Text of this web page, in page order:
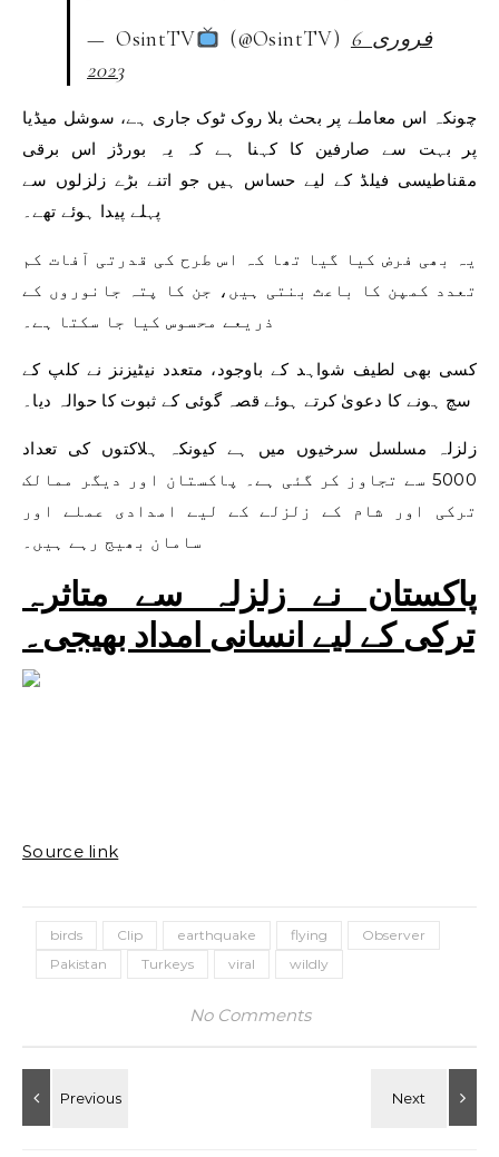
— OsintTV (@OsintTV) 6 فروری
2023
چونکہ اس معاملے پر بحث بلا روک ٹوک جاری ہے، سوشل میڈیا
پر بہت سے صارفین کا کہنا ہے کہ یہ بورڈز اس برقی
مقناطیسی فیلڈ کے لیے حساس ہیں جو اتنے بڑے زلزلوں سے
پہلے پیدا ہوئے تھے۔
یہ بھی فرض کیا گیا تھا کہ اس طرح کی قدرتی آفات کم
تعدد کمپن کا باعث بنتی ہیں، جن کا پتہ جانوروں کے
ذریعے محسوس کیا جا سکتا ہے۔
کسی بھی لطیف شواہد کے باوجود، متعدد نیٹیزنز نے کلپ کے
سچ ہونے کا دعویٰ کرتے ہوئے قصہ گوئی کے ثبوت کا حوالہ دیا۔
زلزلہ مسلسل سرخیوں میں ہے کیونکہ ہلاکتوں کی تعداد
5000 سے تجاوز کر گئی ہے۔ پاکستان اور دیگر ممالک
ترکی اور شام کے زلزلے کے لیے امدادی عملے اور
سامان بھیج رہے ہیں۔
پاکستان نے زلزلہ سے متاثرہ
ترکی کے لیے انسانی امداد بھیجی۔
Source link
birds Clip earthquake flying
Observer
Pakistan
Turkeys viral wildly
No Comments